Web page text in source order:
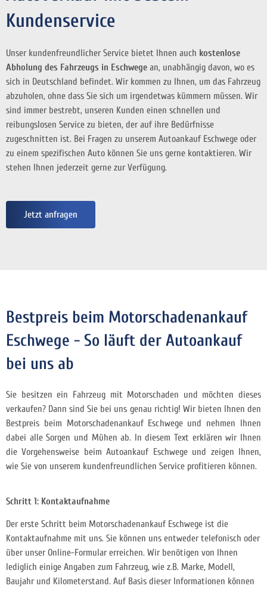
Kundenservice
Unser kundenfreundlicher Service bietet Ihnen auch kostenlose
Abholung des Fahrzeugs in Eschwege an, unabhängig davon, wo es
sich in Deutschland befindet. Wir kommen zu Ihnen, um das Fahrzeug
abzuholen, ohne dass Sie sich um irgendetwas kümmern müssen. Wir
sind immer bestrebt, unseren Kunden einen schnellen und
reibungslosen Service zu bieten, der auf ihre Bedürfnisse
zugeschnitten ist. Bei Fragen zu unserem Autoankauf Eschwege oder
zu einem spezifischen Auto können Sie uns gerne kontaktieren. Wir
stehen Ihnen jederzeit gerne zur Verfügung.
Jetzt anfragen
Bestpreis beim Motorschadenankauf
Eschwege - So läuft der Autoankauf
bei uns ab
Sie besitzen ein Fahrzeug mit Motorschaden und möchten dieses
verkaufen? Dann sind Sie bei uns genau richtig! Wir bieten Ihnen den
Bestpreis beim Motorschadenankauf Eschwege und nehmen Ihnen
dabei alle Sorgen und Mühen ab. In diesem Text erklären wir Ihnen
die Vorgehensweise beim Autoankauf Eschwege und zeigen Ihnen,
wie Sie von unserem kundenfreundlichen Service profitieren können.
Schritt 1: Kontaktaufnahme
Der erste Schritt beim Motorschadenankauf Eschwege ist die
Kontaktaufnahme mit uns. Sie können uns entweder telefonisch oder
über unser Online-Formular erreichen. Wir benötigen von Ihnen
lediglich einige Angaben zum Fahrzeug, wie z.B. Marke, Modell,
Baujahr und Kilometerstand. Auf Basis dieser Informationen können